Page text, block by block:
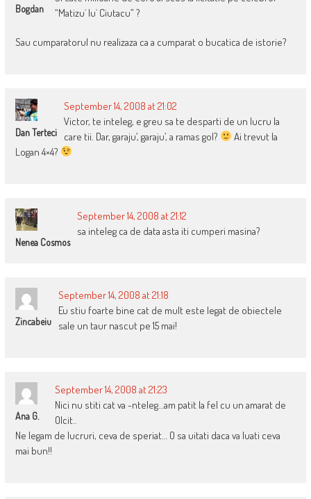
Bogdan
“Matizu` lu` Ciutacu” ?
Sau cumparatorul nu realizaza ca a cumparat o bucatica de istorie?
Dan Terteci
September 14, 2008 at 21:02
Victor, te inteleg, e greu sa te desparti de un lucru la
care tii. Dar, garaju’, garaju’, a ramas gol?
Ai trevut la
Logan 4×4?
Nenea Cosmos
September 14, 2008 at 21:12
sa inteleg ca de data asta iti cumperi masina?
Zincabeiu
September 14, 2008 at 21:18
Eu stiu foarte bine cat de mult este legat de obiectele
sale un taur nascut pe 15 mai!
Ana G.
September 14, 2008 at 21:23
Nici nu stiti cat va -nteleg…am patit la fel cu un amarat de
Olcit..
Ne legam de lucruri, ceva de speriat… O sa uitati daca va luati ceva
mai bun!!